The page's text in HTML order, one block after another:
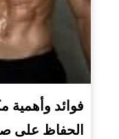
فوائد وأهمية
الحفاظ على